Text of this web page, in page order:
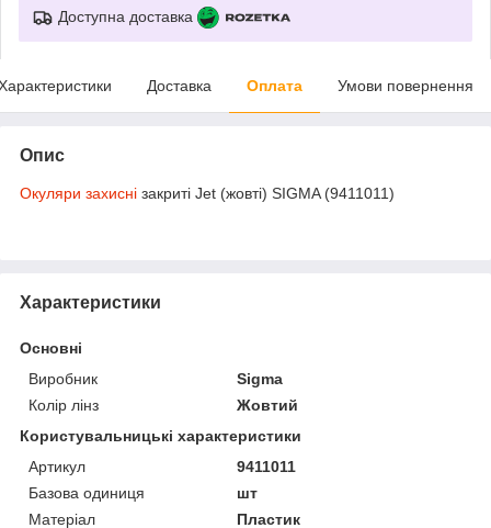
Доступна доставка
Доставка Оплата Умови повернення
Опис
Окуляри захисні закриті Jet (жовті) SIGMA (9411011)
Характеристики
Основні
Виробник
Sigma
Колір лінз
Жовтий
Користувальницькі характеристики
Артикул
9411011
Базова одиниця
шт
Матеріал
Пластик